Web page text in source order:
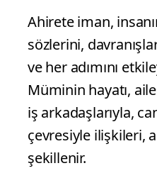
Ahirete iman,
sözlerini,
ve her adımını
Müminin hayatı,
iş arkadaşlarıyla,
çevresiyle ilişkileri,
şekillenir.